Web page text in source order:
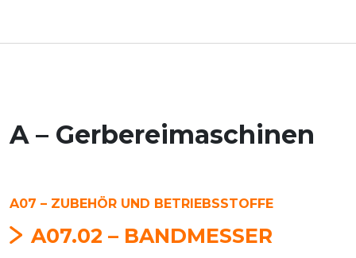
A – Gerbereimaschinen
A07 – ZUBEHÖR UND BETRIEBSSTOFFE
A07.02 – BANDMESSER